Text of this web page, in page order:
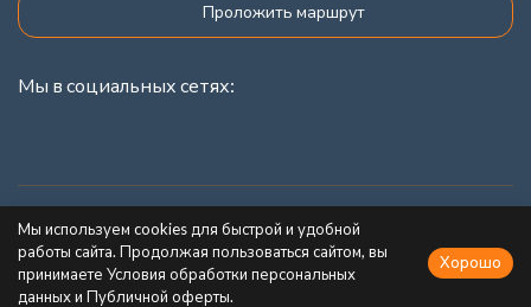
Проложить маршрут
Мы в социальных сетях:
Каталог товаров
Информация
Мы используем cookies для быстрой и удобной
работы сайта. Продолжая пользоваться сайтом, вы
принимаете Условия обработки персональных
данных и Публичной оферты.
Хорошо